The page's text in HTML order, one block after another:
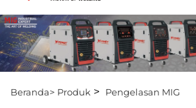
Beranda> Produk > Pengelasan MIG